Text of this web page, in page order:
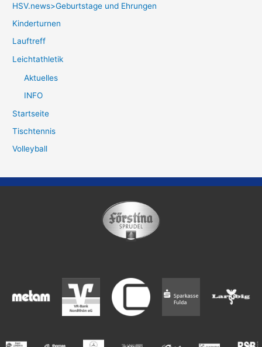
HSV.news>Geburtstage und Ehrungen
Kinderturnen
Lauftreff
Leichtathletik
Aktuelles
INFO
Startseite
Tischtennis
Volleyball